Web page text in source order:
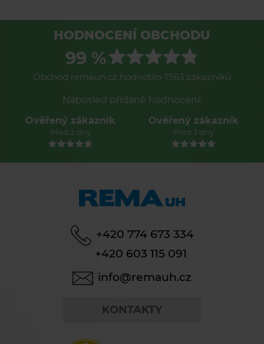
HODNOCENÍ OBCHODU
99 %
Obchod remauh.cz hodnotilo 7563 zákazníků
Naposled přidané hodnocení:
Ověřený zákazník
Před 2 dny
Ověřený zákazník
Před 3 dny
+420 774 673 334
+420 603 115 091
info@remauh.cz
KONTAKTY